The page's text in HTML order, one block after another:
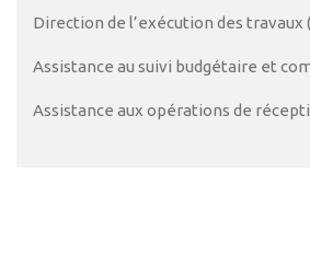
Direction de l’exécution des travaux
Assistance au suivi budgétaire et
Assistance aux opérations de